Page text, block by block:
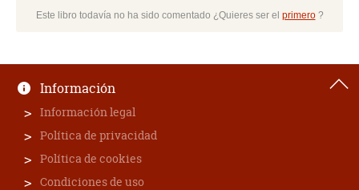
Este libro todavía no ha sido comentado ¿Quieres ser el primero?
Información
Información legal
Política de privacidad
Política de cookies
Condiciones de uso